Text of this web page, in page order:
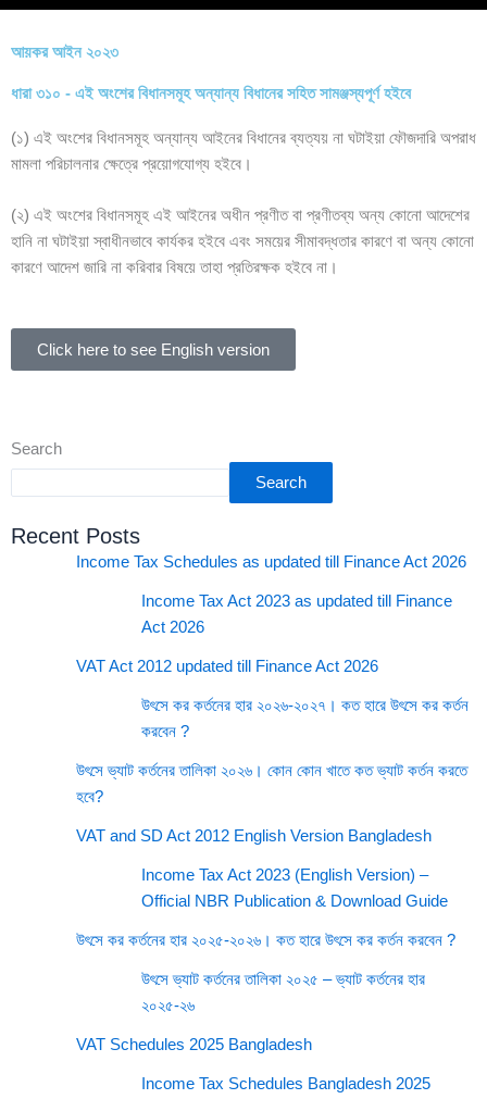
আয়কর আইন ২০২৩
ধারা ৩১০ - এই অংশের বিধানসমূহ অন্যান্য বিধানের সহিত সামঞ্জস্যপূর্ণ হইবে
(১) এই অংশের বিধানসমূহ অন্যান্য আইনের বিধানের ব্যত্যয় না ঘটাইয়া ফৌজদারি অপরাধ
মামলা পরিচালনার ক্ষেত্রে প্রয়োগযোগ্য হইবে।
(২) এই অংশের বিধানসমূহ এই আইনের অধীন প্রণীত বা প্রণীতব্য অন্য কোনো আদেশের
হানি না ঘটাইয়া স্বাধীনভাবে কার্যকর হইবে এবং সময়ের সীমাবদ্ধতার কারণে বা অন্য কোনো
কারণে আদেশ জারি না করিবার বিষয়ে তাহা প্রতিরক্ষক হইবে না।
Click here to see English version
Search
Search
Recent Posts
Income Tax Schedules as updated till Finance Act 2026
Income Tax Act 2023 as updated till Finance
Act 2026
VAT Act 2012 updated till Finance Act 2026
উৎসে কর কর্তনের হার ২০২৬-২০২৭। কত হারে উৎসে কর কর্তন
করবেন ?
উৎসে ভ্যাট কর্তনের তালিকা ২০২৬। কোন কোন খাতে কত ভ্যাট কর্তন করতে
হবে?
VAT and SD Act 2012 English Version Bangladesh
Income Tax Act 2023 (English Version) –
Official NBR Publication & Download Guide
উৎসে কর কর্তনের হার ২০২৫-২০২৬। কত হারে উৎসে কর কর্তন করবেন ?
উৎসে ভ্যাট কর্তনের তালিকা ২০২৫ – ভ্যাট কর্তনের হার
২০২৫-২৬
VAT Schedules 2025 Bangladesh
Income Tax Schedules Bangladesh 2025